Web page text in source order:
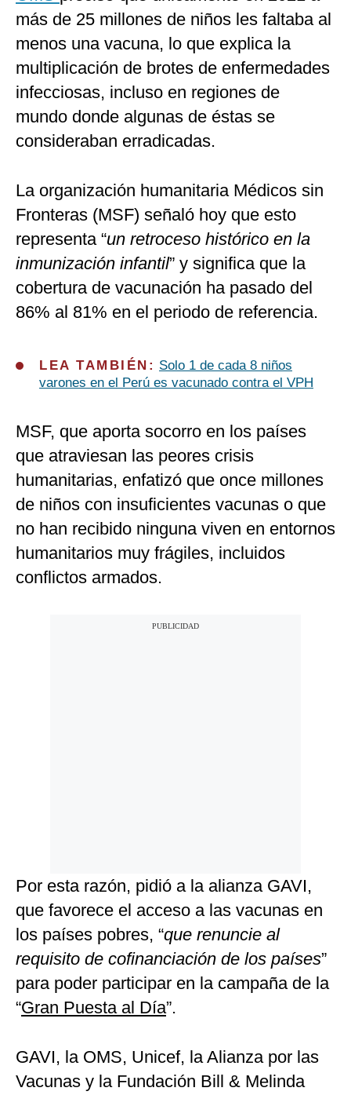
más de 25 millones de niños les faltaba al
menos una vacuna, lo que explica la
multiplicación de brotes de enfermedades
infecciosas, incluso en regiones de
mundo donde algunas de éstas se
consideraban erradicadas.
La organización humanitaria Médicos sin
Fronteras (MSF) señaló hoy que esto
representa “un retroceso histórico en la
inmunización infantil” y significa que la
cobertura de vacunación ha pasado del
86% al 81% en el periodo de referencia.
LEA TAMBIÉN: Solo 1 de cada 8 niños
varones en el Perú es vacunado contra el VPH
MSF, que aporta socorro en los países
que atraviesan las peores crisis
humanitarias, enfatizó que once millones
de niños con insuficientes vacunas o que
no han recibido ninguna viven en entornos
humanitarios muy frágiles, incluidos
conflictos armados.
Por esta razón, pidió a la alianza GAVI,
que favorece el acceso a las vacunas en
los países pobres, “que renuncie al
requisito de cofinanciación de los países”
para poder participar en la campaña de la
“Gran Puesta al Día”.
GAVI, la OMS, Unicef, la Alianza por las
Vacunas y la Fundación Bill & Melinda